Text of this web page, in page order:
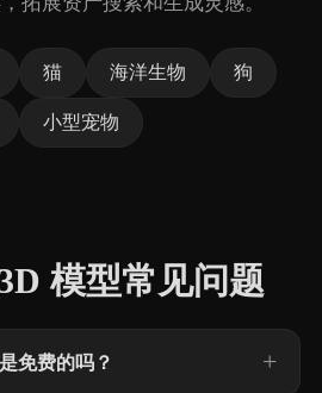
猫 海洋生物 狗
小型宠物
模型常见问题
免费的吗？